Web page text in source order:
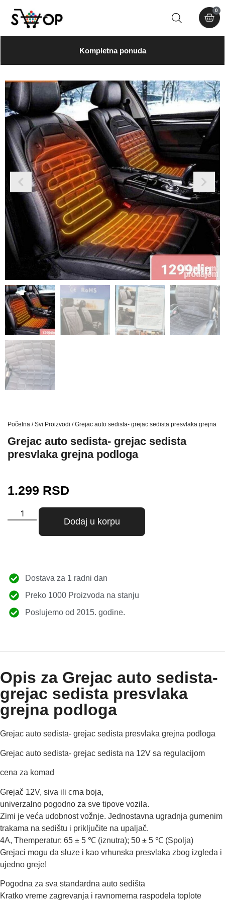
0
Kompletna ponuda
Početna /Svi Proizvodi / Grejac auto sedista- grejac sedista presvlaka grejna
Grejac auto sedista- grejac sedista
presvlaka grejna podloga
1.299 RSD
Dodaj u korpu
Dostava za 1 radni dan
Preko 1000 Proizvoda na stanju
Poslujemo od 2015. godine.
Opis za Grejac auto sedista-
grejac sedista presvlaka
grejna podloga
Grejac auto sedista- grejac sedista presvlaka grejna podloga
Grejac auto sedista- grejac sedista na 12V sa regulacijom
cena za komad
Grejač 12V, siva ili crna boja,
univerzalno pogodno za sve tipove vozila.
Zimi je veća udobnost vožnje. Jednostavna ugradnja gumenim
trakama na sedištu i priključite na upaljač.
4A, Themperatur: 65 ± 5 ℃ (iznutra); 50 ± 5 ℃ (Spolja)
Grejaci mogu da sluze i kao vrhunska presvlaka zbog izgleda i
ujedno greje!
Pogodna za sva standardna auto sedišta
Kratko vreme zagrevanja i ravnomerna raspodela toplote